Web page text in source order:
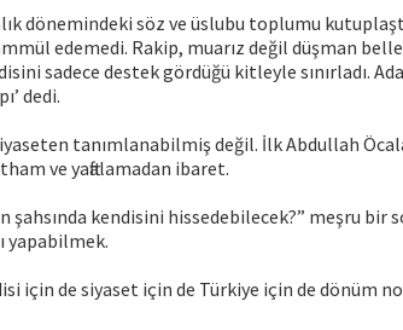
dönemindeki söz ve üslubu toplumu
edemedi. Rakip, muarız değil düşman
sadece destek gördüğü kitleyle sınırladı.
dedi.
tanımlanabilmiş değil. İlk Abdullah
ve yaftalamadan ibaret.
şahsında kendisini hissedebilecek?” meşru bir
yapabilmek.
için de siyaset için de Türkiye için de dönüm